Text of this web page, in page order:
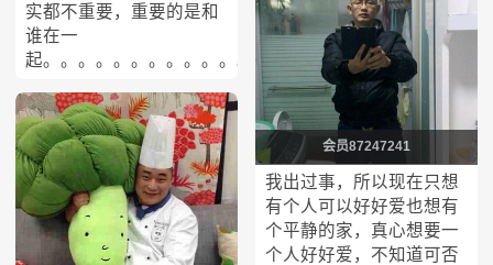
实都不重要，重要的是和
谁在一
起。。。。。。。。。。。。。。。。。。。。。。。。
会员87247241
我出过事，所以现在只想
有个人可以好好爱也想有
个平静的家，真心想要一
个人好好爱，不知道可否